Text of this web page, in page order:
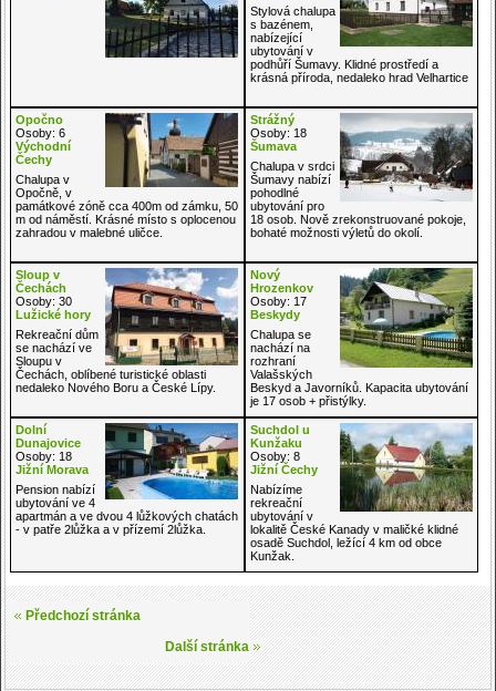
Stylová chalupa
s bazénem,
nabízející
ubytování v
podhůří Šumavy. Klidné prostředí a
krásná příroda, nedaleko hrad Velhartice
Opočno
Osoby: 6
Východní
Čechy
Chalupa v
Opočně, v
památkové zóně cca 400m od zámku, 50
m od náměstí. Krásné místo s oplocenou
zahradou v malebné uličce.
Strážný
Osoby: 18
Šumava
Chalupa v srdci
Šumavy nabízí
pohodlné
ubytování pro
18 osob. Nově zrekonstruované pokoje,
bohaté možnosti výletů do okolí.
Sloup v
Čechách
Osoby: 30
Lužické hory
Rekreační dům
se nachází ve
Sloupu v
Čechách, oblíbené turistické oblasti
nedaleko Nového Boru a České Lípy.
Nový
Hrozenkov
Osoby: 17
Beskydy
Chalupa se
nachází na
rozhraní
Valašských
Beskyd a Javorníků. Kapacita ubytování
je 17 osob + přistýlky.
Dolní
Dunajovice
Osoby: 18
Jižní Morava
Pension nabízí
ubytování ve 4
apartmán a ve dvou 4 lůžkových chatách
- v patře 2lůžka a v přízemí 2lůžka.
Suchdol u
Kunžaku
Osoby: 8
Jižní Čechy
Nabízíme
rekreační
ubytování v
lokalitě České Kanady v maličké klidné
osadě Suchdol, ležící 4 km od obce
Kunžak.
Předchozí stránka
Další stránka